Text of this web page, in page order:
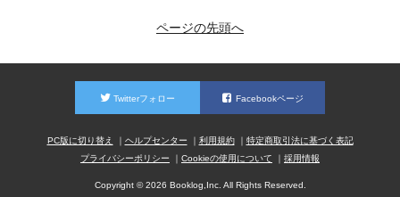
ページの先頭へ
Twitterフォロー Facebookページ
PC版に切り替え ヘルプセンター 利用規約
特定商取引法に基づく表記
プライバシーポリシー
Cookieの使用について 採用情報
Copyright © 2026 Booklog,Inc. All Rights Reserved.